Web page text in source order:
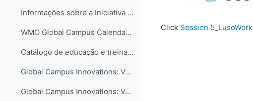
Informações sobre a Iniciativa Campus Global
WMO Global Campus Calendar of Events
Catálogo de educação e treinamento - COMET MetEd
Global Campus Innovations: Volume I – New Pedagogical Approaches
Global Campus Innovations: Volume II – Curriculum Advances
Click Session